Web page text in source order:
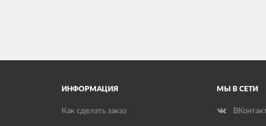
ИНФОРМАЦИЯ
Как сделать заказ
МЫ В СЕТИ